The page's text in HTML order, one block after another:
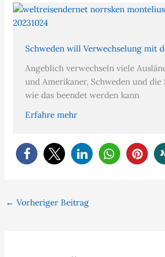
Schweden will Verwechselung mit
Angeblich verwechseln viele
und Amerikaner, Schweden und die
wie das beendet werden kann
Erfahre mehr
← Vorheriger Beitrag